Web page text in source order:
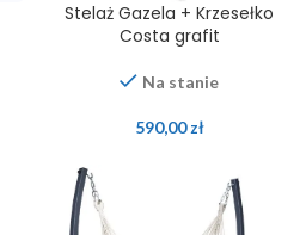
Stelaż Gazela + Krzesełko
Costa grafit
Na stanie
590,00zł